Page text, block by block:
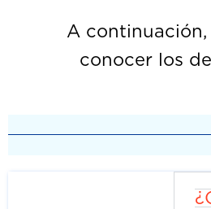
A
conocer los